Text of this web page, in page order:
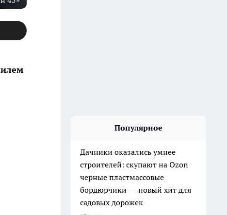
Популярное
Дачники оказались умнее
строителей: скупают на Ozon
черные пластмассовые
бордюрчики — новый хит для
садовых дорожек